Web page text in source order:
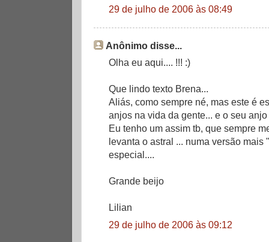
29 de julho de 2006 às 08:49
Anônimo disse...
Olha eu aqui.... !!! :)
Que lindo texto Brena...
Aliás, como sempre né, mas este é
anjos na vida da gente... e o seu
Eu tenho um assim tb, que sempre
levanta o astral ... numa versão mais
especial....
Grande beijo
Lilian
29 de julho de 2006 às 09:12